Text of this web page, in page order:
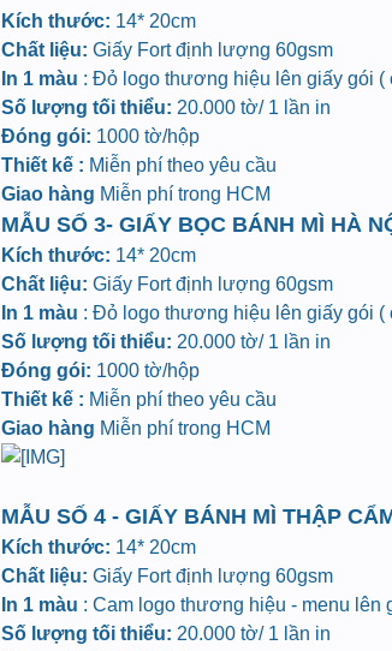
Kích thước: 14* 20cm
Chất liệu: Giấy Fort định lượng 60gsm
In 1 màu : Đỏ logo thương hiệu lên giấy gói (
Số lượng tối thiểu: 20.000 tờ/ 1 lần in
Đóng gói: 1000 tờ/hộp
Thiết kế : Miễn phí theo yêu cầu
Giao hàng Miễn phí trong HCM
MẪU SỐ 3- GIẤY BỌC BÁNH MÌ HÀ
Kích thước: 14* 20cm
Chất liệu: Giấy Fort định lượng 60gsm
In 1 màu : Đỏ logo thương hiệu lên giấy gói (
Số lượng tối thiểu: 20.000 tờ/ 1 lần in
Đóng gói: 1000 tờ/hộp
Thiết kế : Miễn phí theo yêu cầu
Giao hàng Miễn phí trong HCM
MẪU SỐ 4 - GIẤY BÁNH MÌ THẬP
Kích thước: 14* 20cm
Chất liệu: Giấy Fort định lượng 60gsm
In 1 màu : Cam logo thương hiệu - menu lên
Số lượng tối thiểu: 20.000 tờ/ 1 lần in